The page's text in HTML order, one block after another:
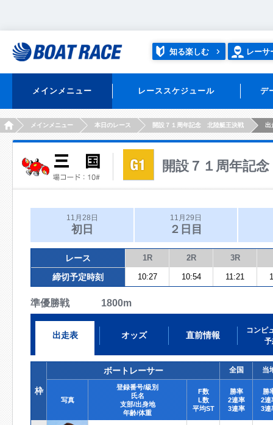
知る楽しむ レーサ
メインメニュー レーススケジュール デ
HOMEメインメニュー 本日のレース 開設７１周年記念 北陸艇王決戦 出
開設７１周年記
11月28日
初日
11月29日
２日目
レース 1R 2R 3R
締切予定時刻 10:27 10:54 11:21
準優勝戦 1800m
出走表 オッズ 直前情報
コンピ
予
枠
ボートレーサー 全国 当
写真
登録番号/級別
氏名
支部/出身地
年齢/体重
F数
L数
平均ST
勝率
2連率
3連率
勝
2連
3連